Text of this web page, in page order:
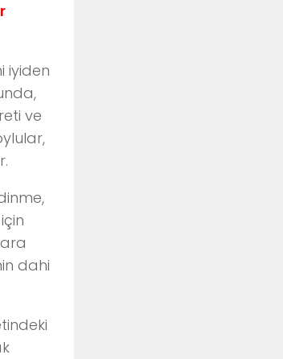
iyiden
ve
dahi